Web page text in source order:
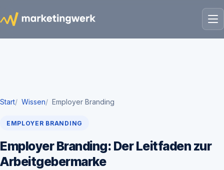
Start Wissen Employer Branding
EMPLOYER BRANDING
Employer Branding: Der Leitfaden zur
Arbeitgebermarke